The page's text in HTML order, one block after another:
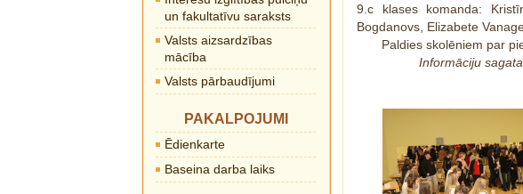
un fakultatīvu saraksts
Valsts aizsardzības
mācība
Valsts pārbaudījumi
PAKALPOJUMI
Ēdienkarte
Baseina darba laiks
9.c klases komanda:
Bogdanovs, Elizabete
Paldies skolēniem par
Informāciju